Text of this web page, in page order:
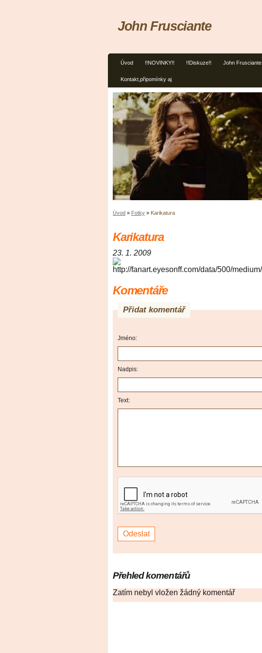
Úvod !!NOVINKY!! !!Diskuze!! John Frusciante
Kontakt,připomínky aj
John Frusciante
Úvod » Fotky » Karikatura
Karikatura
23. 1. 2009
Komentáře
Přidat komentář
Jméno:
Nadpis:
Text:
Přehled komentářů
Zatím nebyl vložen žádný komentář